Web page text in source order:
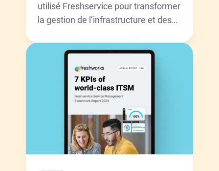
utilisé Freshservice pour transformer
la gestion de l’infrastructure et des